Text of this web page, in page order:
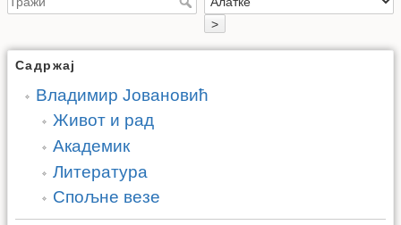
>
Садржај
Владимир Јовановић
Живот и рад
Академик
Литература
Спољне везе